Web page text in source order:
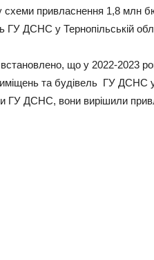
схеми привласнення 1,8 млн
ГУ ДСНС у Тернопільській
що у 2022-2023
та будівель ГУ ДСНС у
ГУ ДСНС, вони вирішили